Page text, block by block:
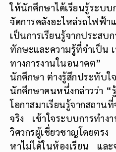
ให้นักศึกษาได้เรียนรู้ระบ
จัดการคลังอะไหล่รถไฟฟ้
เป็นการเรียนรู้จากประสบ
ทักษะและความรู้ที่จำเป็น
ทางการงานในอนาคต”
นักศึกษา ต่างรู้สึกประทับ
นักศึกษาคนหนึ่งกล่าวว่า “
โอกาสมาเรียนรู้จากสถาน
จริง เข้าใจระบบการทำ
วิศวกรผู้เชี่ยวชาญโดยตร
หาไม่ได้ในห้องเรียน แล